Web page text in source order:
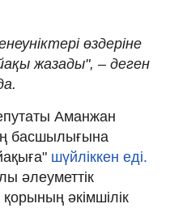
өздеріне
жазады", – деген
Аманжан
басшылығына
шүйліккен еді.
әлеуметтік
әкімшілік